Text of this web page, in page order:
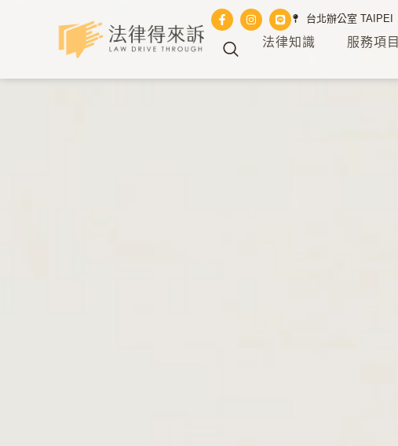
台北辦公室 TAIPEI
法律知識 服務項目